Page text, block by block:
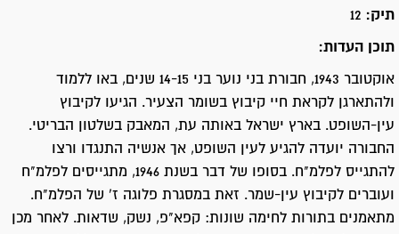
תיק: 12
תוכן העדות:
אוקטובר 1943, חבורת בני נוער בני 14-15 שנים, באו ללמוד
ולהתארגן לקראת חיי קיבוץ בשומר הצעיר. הגיעו לקיבוץ
עין-השופט. בארץ ישראל באותה עת, המאבק בשלטון הבריטי.
החבורה יועדה להגיע לעין השופט, אך אנשיה התנגדו ורצו
להתגייס לפלמ"ח. בסופו של דבר בשנת 1946, מתגייסים לפלמ"ח
ועוברים לקיבוץ עין-שמר. זאת במסגרת פלוגה ז' של הפלמ"ח.
מתאמנים בתורות לחימה שונות: קפא"פ, נשק, שדאות. לאחר מכן